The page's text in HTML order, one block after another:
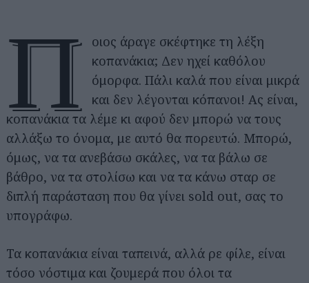
Π
οιος άραγε σκέφτηκε τη λέξη
κοπανάκια; Δεν ηχεί καθόλου
όμορφα. Πάλι καλά που είναι μικρά
και δεν λέγονται κόπανοι! Ας είναι,
κοπανάκια τα λέμε κι αφού δεν μπορώ να τους
αλλάξω το όνομα, με αυτό θα πορευτώ. Μπορώ,
όμως, να τα ανεβάσω σκάλες, να τα βάλω σε
βάθρο, να τα στολίσω και να τα κάνω σταρ σε
διπλή παράσταση που θα γίνει sold out, σας το
υπογράφω.
Τα κοπανάκια είναι ταπεινά, αλλά ρε φίλε, είναι
τόσο νόστιμα και ζουμερά που όλοι τα